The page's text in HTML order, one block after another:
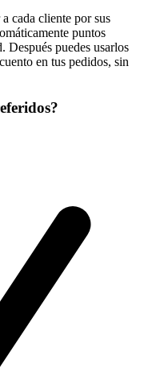
cada cliente por sus
puntos
puedes usarlos
en tus pedidos, sin